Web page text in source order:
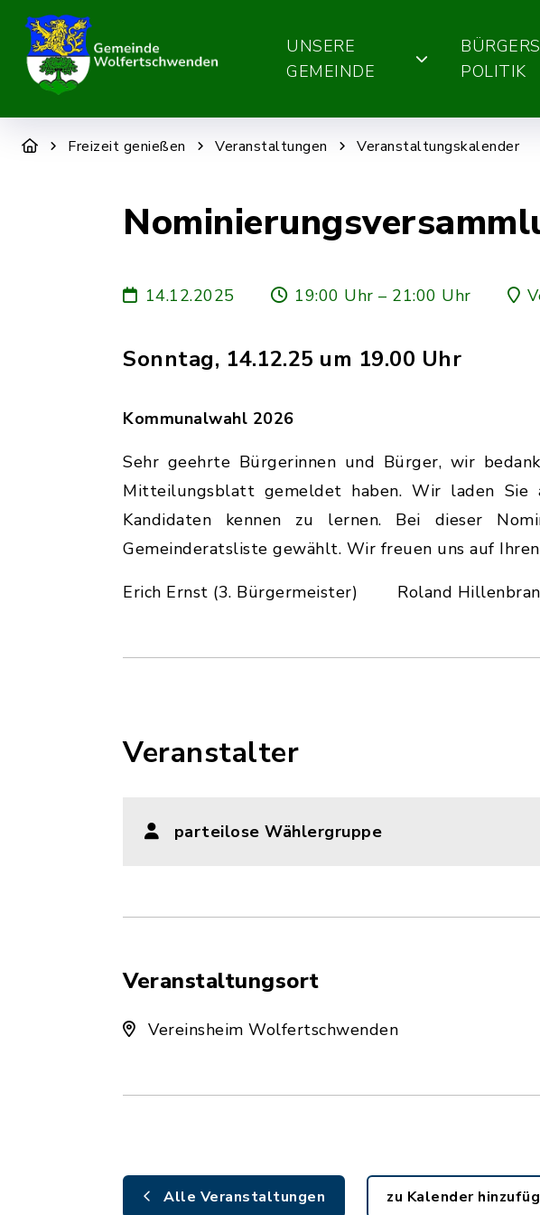
UNSERE
GEMEINDE
POLITIK
Freizeit genießen Veranstaltungen Veranstaltungskalender
14.12.2025 19:00 Uhr – 21:00 Uhr
Sonntag, 14.12.25 um 19.00 Uhr
Kommunalwahl 2026
Sehr geehrte Bürgerinnen und Bürger, wir
Mitteilungsblatt gemeldet haben. Wir laden Sie
Kandidaten kennen zu lernen. Bei dieser
Gemeinderatsliste gewählt. Wir freuen uns auf Ihren
Erich Ernst (3. Bürgermeister) Roland
Veranstalter
parteilose Wählergruppe
Veranstaltungsort
Vereinsheim Wolfertschwenden
Alle Veranstaltungen zu Kalender